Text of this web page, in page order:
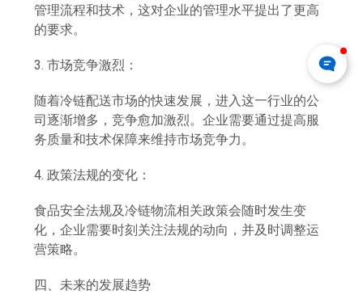
管理流程和技术，这对企业的管理水平提出了更高
的要求。
3. 市场竞争激烈：
随着冷链配送市场的快速发展，进入这一行业的公
司逐渐增多，竞争愈加激烈。企业需要通过提高服
务质量和技术保障来维持市场竞争力。
4. 政策法规的变化：
食品安全法规及冷链物流相关政策会随时发生变
化，企业需要时刻关注法规的动向，并及时调整运
营策略。
四、未来的发展趋势